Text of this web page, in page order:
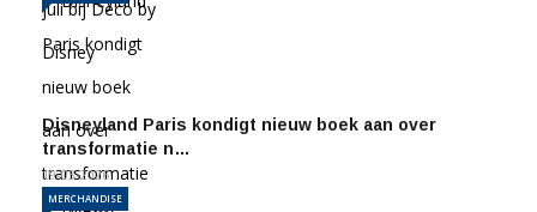
Disneyland Paris kondigt nieuw boek aan over
transformatie n…
19-03-2026
MERCHANDISE